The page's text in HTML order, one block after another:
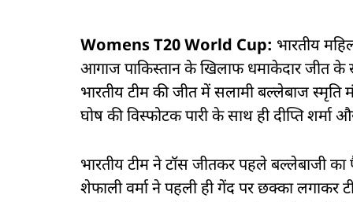
Womens T20 World Cup: भारतीय
आगाज पाकिस्तान के खिलाफ धमाकेदार जीत के
भारतीय टीम की जीत में सलामी बल्लेबाज स्मृति
घोष की विस्फोटक पारी के साथ ही दीप्ति शर्मा
भारतीय टीम ने टॉस जीतकर पहले बल्लेबाजी
शेफाली वर्मा ने पहली ही गेंद पर छक्का लगाकर